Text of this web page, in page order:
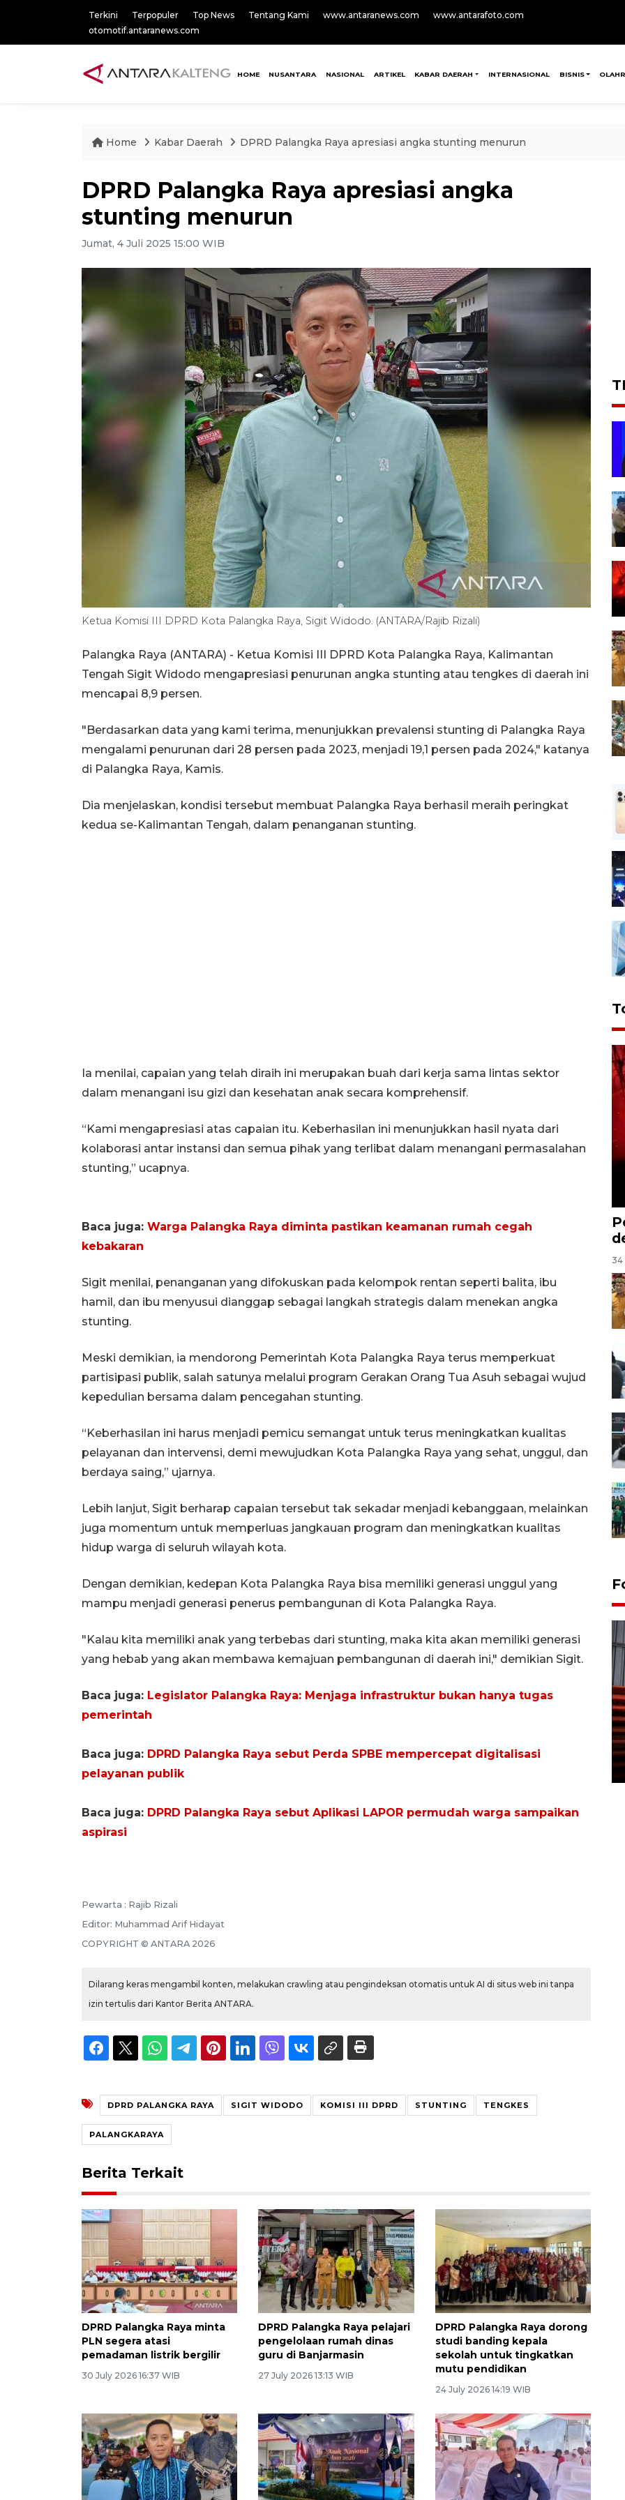
Terkini Terpopuler Top News Tentang Kami www.antaranews.com
www.antarafoto.com
otomotif.antaranews.com
HOME NUSANTARA NASIONAL ARTIKEL KABAR DAERAH INTERNASIONAL BISNIS
Home Kabar Daerah DPRD Palangka Raya apresiasi angka stunting menurun
DPRD Palangka Raya apresiasi angka
stunting menurun
Jumat, 4 Juli 2025 15:00 WIB
Ketua Komisi III DPRD Kota Palangka Raya, Sigit Widodo. (ANTARA/Rajib Rizali)
Palangka Raya (ANTARA) - Ketua Komisi III DPRD Kota Palangka Raya, Kalimantan
Tengah Sigit Widodo mengapresiasi penurunan angka stunting atau tengkes di daerah ini
mencapai 8,9 persen.
"Berdasarkan data yang kami terima, menunjukkan prevalensi stunting di Palangka Raya
mengalami penurunan dari 28 persen pada 2023, menjadi 19,1 persen pada 2024," katanya
di Palangka Raya, Kamis.
Dia menjelaskan, kondisi tersebut membuat Palangka Raya berhasil meraih peringkat
kedua se-Kalimantan Tengah, dalam penanganan stunting.
Ia menilai, capaian yang telah diraih ini merupakan buah dari kerja sama lintas sektor
dalam menangani isu gizi dan kesehatan anak secara komprehensif.
“Kami mengapresiasi atas capaian itu. Keberhasilan ini menunjukkan hasil nyata dari
kolaborasi antar instansi dan semua pihak yang terlibat dalam menangani permasalahan
stunting,” ucapnya.
Baca juga: Warga Palangka Raya diminta pastikan keamanan rumah cegah
kebakaran
Sigit menilai, penanganan yang difokuskan pada kelompok rentan seperti balita, ibu
hamil, dan ibu menyusui dianggap sebagai langkah strategis dalam menekan angka
stunting.
Meski demikian, ia mendorong Pemerintah Kota Palangka Raya terus memperkuat
partisipasi publik, salah satunya melalui program Gerakan Orang Tua Asuh sebagai wujud
kepedulian bersama dalam pencegahan stunting.
“Keberhasilan ini harus menjadi pemicu semangat untuk terus meningkatkan kualitas
pelayanan dan intervensi, demi mewujudkan Kota Palangka Raya yang sehat, unggul, dan
berdaya saing,” ujarnya.
Lebih lanjut, Sigit berharap capaian tersebut tak sekadar menjadi kebanggaan, melainkan
juga momentum untuk memperluas jangkauan program dan meningkatkan kualitas
hidup warga di seluruh wilayah kota.
Dengan demikian, kedepan Kota Palangka Raya bisa memiliki generasi unggul yang
mampu menjadi generasi penerus pembangunan di Kota Palangka Raya.
"Kalau kita memiliki anak yang terbebas dari stunting, maka kita akan memiliki generasi
yang hebab yang akan membawa kemajuan pembangunan di daerah ini," demikian Sigit.
Baca juga: Legislator Palangka Raya: Menjaga infrastruktur bukan hanya tugas
pemerintah
Baca juga: DPRD Palangka Raya sebut Perda SPBE mempercepat digitalisasi
pelayanan publik
Baca juga: DPRD Palangka Raya sebut Aplikasi LAPOR permudah warga sampaikan
aspirasi
Pewarta : Rajib Rizali
Editor: Muhammad Arif Hidayat
COPYRIGHT © ANTARA 2026
Dilarang keras mengambil konten, melakukan crawling atau pengindeksan otomatis untuk AI di situs web ini tanpa
izin tertulis dari Kantor Berita ANTARA.
DPRD PALANGKA RAYA SIGIT WIDODO KOMISI III DPRD STUNTING TENGKES
PALANGKARAYA
Berita Terkait
DPRD Palangka Raya minta
PLN segera atasi
pemadaman listrik bergilir
30 July 2026 16:37 WIB
DPRD Palangka Raya pelajari
pengelolaan rumah dinas
guru di Banjarmasin
27 July 2026 13:13 WIB
DPRD Palangka Raya dorong
studi banding kepala
sekolah untuk tingkatkan
mutu pendidikan
24 July 2026 14:19 WIB
34
Tengah